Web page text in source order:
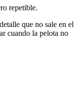
repetible.
que no sale en el
cuando la pelota no